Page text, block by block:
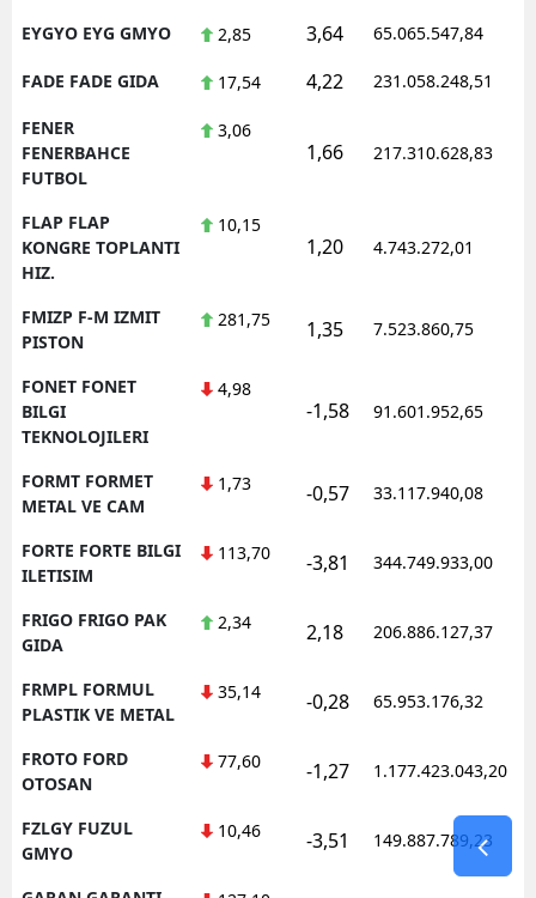
EYGYO EYG GMYO 2,85 3,64 65.065.547,84
FADE FADE GIDA 17,54 4,22 231.058.248,51
FENER
FENERBAHCE
FUTBOL
3,06
1,66 217.310.628,83
FLAP FLAP
KONGRE TOPLANTI
HIZ.
10,15
1,20 4.743.272,01
FMIZP F-M IZMIT
PISTON
281,75 1,35 7.523.860,75
FONET FONET
BILGI
TEKNOLOJILERI
4,98
-1,58 91.601.952,65
FORMT FORMET
METAL VE CAM
1,73 -0,57 33.117.940,08
FORTE FORTE BILGI
ILETISIM
113,70 -3,81 344.749.933,00
FRIGO FRIGO PAK
GIDA
2,34 2,18 206.886.127,37
FRMPL FORMUL
PLASTIK VE METAL
35,14 -0,28 65.953.176,32
FROTO FORD
OTOSAN
77,60 -1,27 1.177.423.043,20
FZLGY FUZUL
GMYO
10,46 -3,51 149.887.789,23